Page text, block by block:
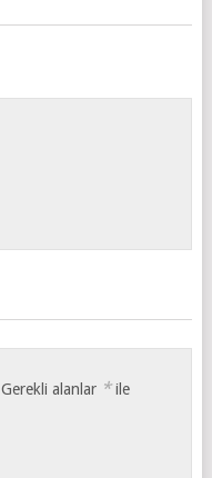
Gerekli alanlar *ile